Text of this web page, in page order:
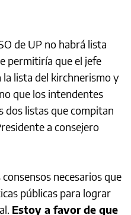
de UP no habrá lista
permitiría que el jefe
lista del kirchnerismo y
que los intendentes
dos listas que compitan
a consejero
necesarios que
públicas para lograr
Estoy a favor de que